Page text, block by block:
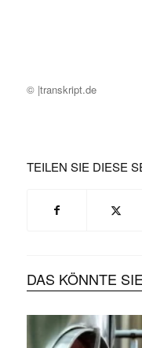
© |transkript.de
TEILEN SIE DIESE
DAS KÖNNTE